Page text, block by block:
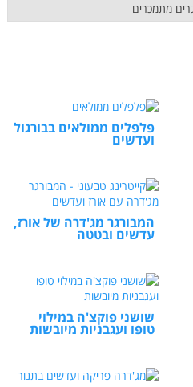
מתמכרים
פלפלים ממולאים בבורגול
ועדשים
המבורגר מג'דרה של אורז,
עדשים ובטטה
שושני פוקצ'ה במילוי
טופו ועגבניות מיובשות